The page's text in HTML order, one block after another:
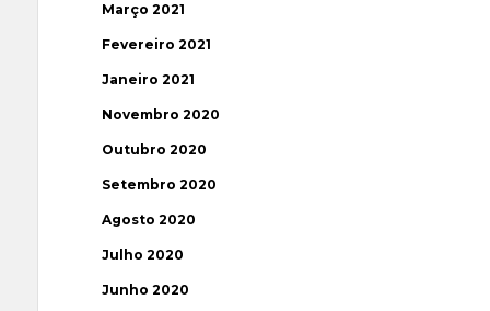
Março 2021
Fevereiro 2021
Janeiro 2021
Novembro 2020
Outubro 2020
Setembro 2020
Agosto 2020
Julho 2020
Junho 2020